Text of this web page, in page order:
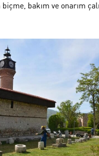
bakım ve onarım